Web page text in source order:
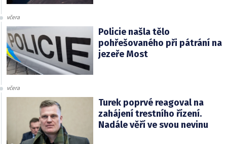
včera
Policie našla tělo
pohřešovaného při pátrání na
jezeře Most
včera
Turek poprvé reagoval na
zahájení trestního řízení.
Nadále věří ve svou nevinu